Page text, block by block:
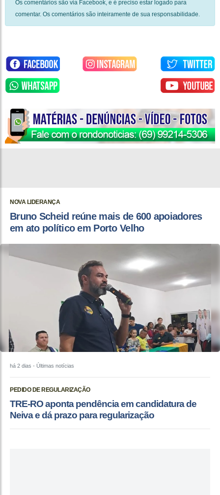
Os comentários são via Facebook, e é preciso estar logado para
comentar. Os comentários são inteiramente de sua responsabilidade.
NOVA LIDERANÇA
Bruno Scheid reúne mais de 600 apoiadores
em ato político em Porto Velho
há 2 dias - Últimas notícias
PEDIDO DE REGULARIZAÇÃO
TRE-RO aponta pendência em candidatura de
Neiva e dá prazo para regularização